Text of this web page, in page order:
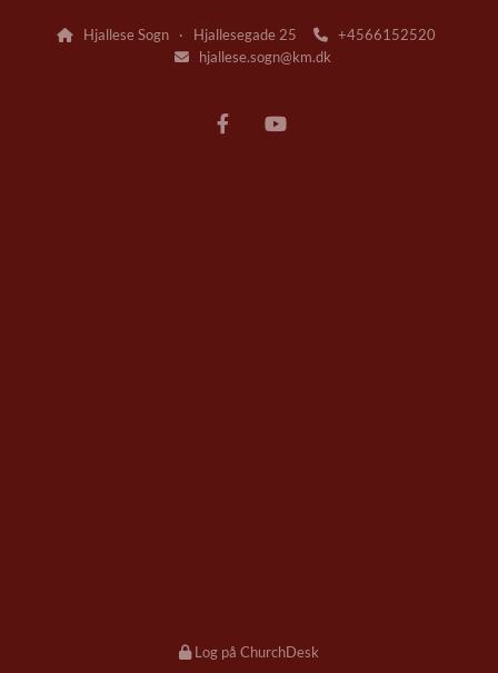
Hjallese Sogn · Hjallesegade 25 +4566152520
hjallese.sogn@km.dk
Log på ChurchDesk